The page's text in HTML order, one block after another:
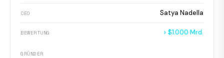
CEO Satya Nadella
BEWERTUNG > $1.000 Mrd.
GRÜNDER